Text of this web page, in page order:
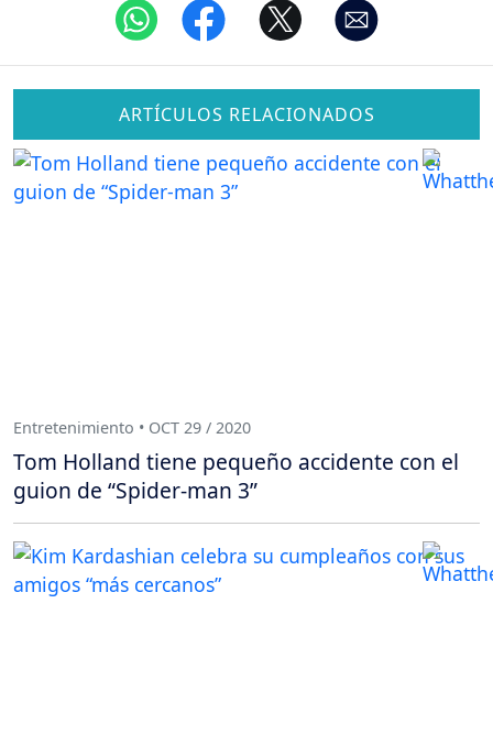
ARTÍCULOS RELACIONADOS
Entretenimiento • OCT 29 / 2020
Tom Holland tiene pequeño accidente con el
guion de “Spider-man 3”